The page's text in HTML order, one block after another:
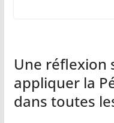
Une réflexion
appliquer la
dans toutes